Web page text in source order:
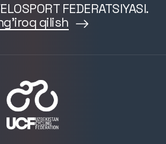
FEDERATSIYASI.
qilish